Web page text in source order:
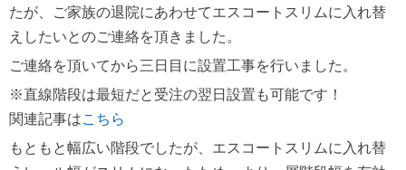
たが、ご家族の退院にあわせてエスコートスリムに入れ替
えしたいとのご連絡を頂きました。
ご連絡を頂いてから三日目に設置工事を行いました。
※直線階段は最短だと受注の翌日設置も可能です！
関連記事はこちら
もともと幅広い階段でしたが、エスコートスリムに入れ替